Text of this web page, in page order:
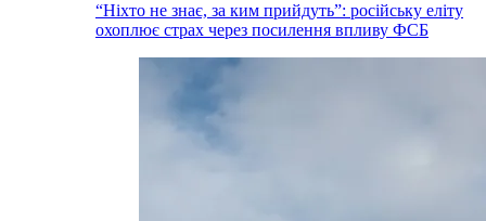
“Ніхто не знає, за ким прийдуть”: російську еліту
охоплює страх через посилення впливу ФСБ